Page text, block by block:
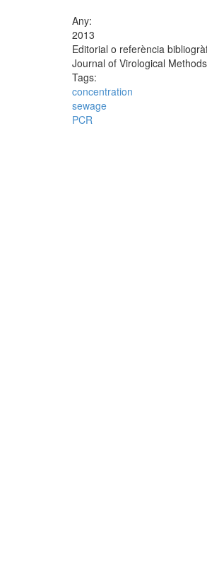
Any:
2013
Editorial o referència
Journal of Virological
Tags:
concentration
sewage
PCR